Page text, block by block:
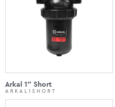
Arkal 1" Short
ARKAL1SHORT